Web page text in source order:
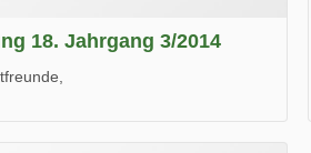
18. Jahrgang 3/2014
Lesen.